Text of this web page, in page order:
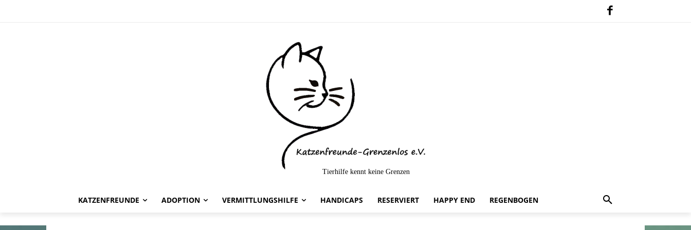
Tierhilfe kennt keine Grenzen
KATZENFREUNDE ADOPTION VERMITTLUNGSHILFE HANDICAPS RESERVIERT HAPPY END REGENBOGEN
Gina und Martina -vermittelt-